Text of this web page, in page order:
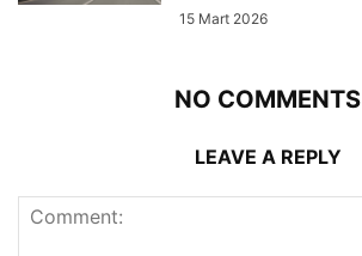
15 Mart 2026
NO COMMENTS
LEAVE A REPLY